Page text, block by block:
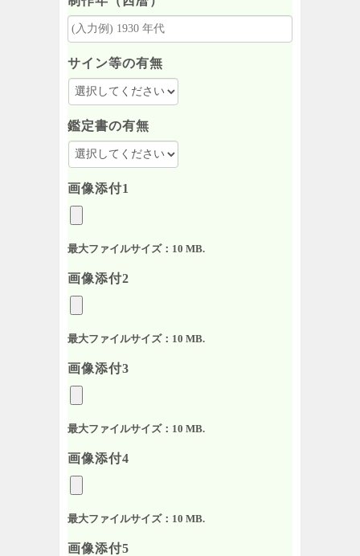
サイン等の有無
鑑定書の有無
画像添付1
最大ファイルサイズ：10 MB.
画像添付2
最大ファイルサイズ：10 MB.
画像添付3
最大ファイルサイズ：10 MB.
画像添付4
最大ファイルサイズ：10 MB.
画像添付5